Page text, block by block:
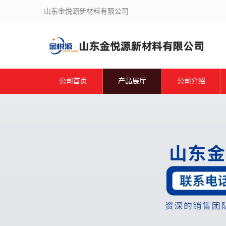
山东金悦源新材料有限公司
公司首页 产品展厅 公司介绍